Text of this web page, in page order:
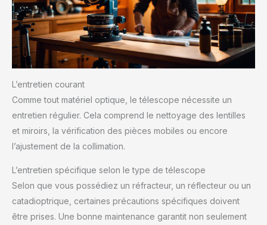
L’entretien courant
Comme tout matériel optique, le télescope nécessite un
entretien régulier. Cela comprend le nettoyage des lentilles
et miroirs, la vérification des pièces mobiles ou encore
l’ajustement de la collimation.
L’entretien spécifique selon le type de télescope
Selon que vous possédiez un réfracteur, un réflecteur ou un
catadioptrique, certaines précautions spécifiques doivent
être prises. Une bonne maintenance garantit non seulement